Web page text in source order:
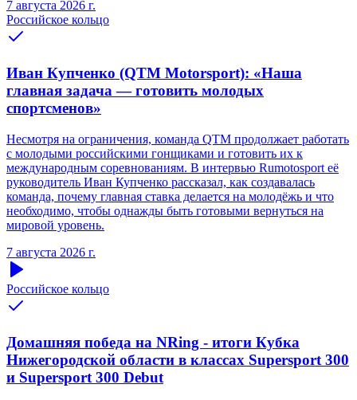
7 августа 2026 г.
Российское кольцо
Иван Купченко (QTM Motorsport): «Наша
главная задача — готовить молодых
спортсменов»
Несмотря на ограничения, команда QTM продолжает работать
с молодыми российскими гонщиками и готовить их к
международным соревнованиям. В интервью Rumotosport её
руководитель Иван Купченко рассказал, как создавалась
команда, почему главная ставка делается на молодёжь и что
необходимо, чтобы однажды быть готовыми вернуться на
мировой уровень.
7 августа 2026 г.
Российское кольцо
Домашняя победа на NRing - итоги Кубка
Нижегородской области в классах Supersport 300
и Supersport 300 Debut